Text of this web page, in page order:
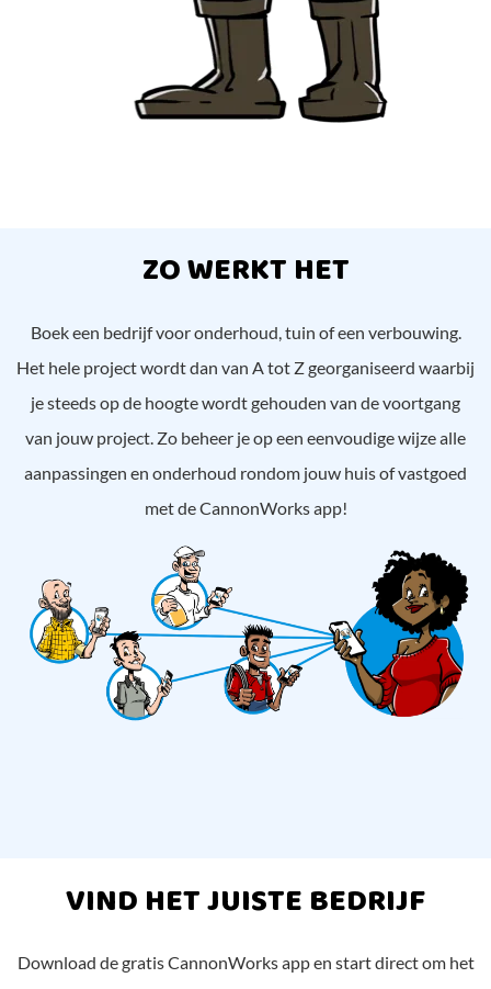
ZO WERKT HET
Boek een bedrijf voor onderhoud, tuin of een verbouwing.
Het hele project wordt dan van A tot Z georganiseerd waarbij
je steeds op de hoogte wordt gehouden van de voortgang
van jouw project. Zo beheer je op een eenvoudige wijze alle
aanpassingen en onderhoud rondom jouw huis of vastgoed
met de CannonWorks app!
VIND HET JUISTE BEDRIJF
Download de gratis CannonWorks app en start direct om het